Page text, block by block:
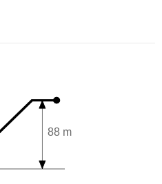
88 m